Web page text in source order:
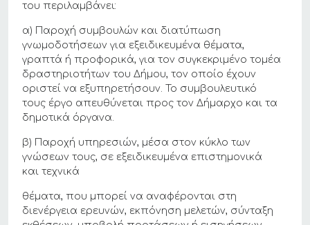
του περιλαμβάνει:
α) Παροχή συμβουλών και διατύπωση
γνωμοδοτήσεων για εξειδικευμένα θέματα,
γραπτά ή προφορικά, για τον συγκεκριμένο τομέα
δραστηριοτήτων του Δήμου, τον οποίο έχουν
οριστεί να εξυπηρετήσουν. Το συμβουλευτικό
τους έργο απευθύνεται προς τον Δήμαρχο και τα
δημοτικά όργανα.
β) Παροχή υπηρεσιών, μέσα στον κύκλο των
γνώσεων τους, σε εξειδικευμένα επιστημονικά
και τεχνικά
θέματα, που μπορεί να αναφέρονται στη
διενέργεια ερευνών, εκπόνηση μελετών, σύνταξη